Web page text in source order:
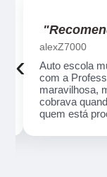
alexZ7000
Auto escola
com a
maravilhosa,
cobrava
quem está
‹